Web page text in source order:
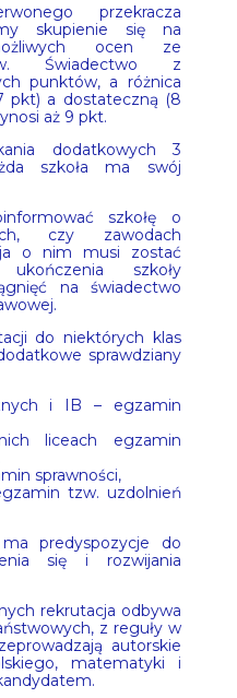
przekracza
skupienie się na
ocen ze
Świadectwo z
punktów, a różnica
pkt) a dostateczną (8
aż 9 pkt.
dodatkowych 3
szkoła ma swój
szkołę o
czy zawodach
o nim musi zostać
szkoły
na świadectwo
do niektórych klas
sprawdziany
i IB – egzamin
liceach egzamin
sprawności,
tzw. uzdolnień
predyspozycje do
się i rozwijania
rekrutacja odbywa
z reguły w
autorskie
matematyki i